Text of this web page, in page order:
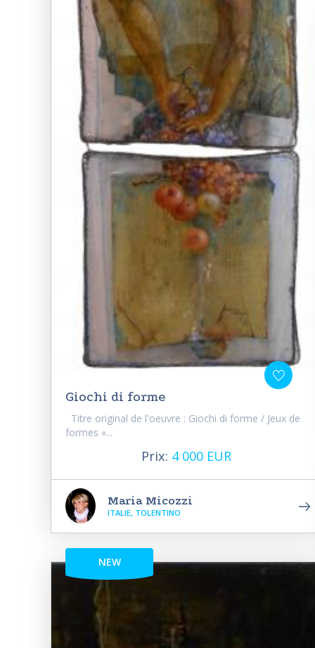
Giochi di forme
Titre original de l'oeuvre : Giochi di forme / Jeux de
formes «...
Prix: 4 000 EUR
Maria Micozzi
ITALIE, TOLENTINO
NEW